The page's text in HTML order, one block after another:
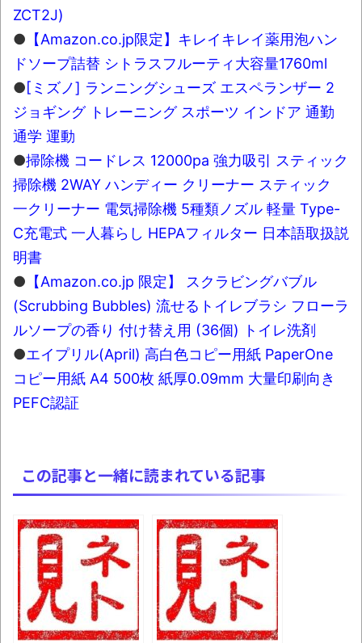
ZCT2J)
● 【Amazon.co.jp限定】キレイキレイ薬用泡ハン
ドソープ詰替 シトラスフルーティ大容量1760ml
●[ミズノ] ランニングシューズ エスペランザー 2
ジョギング トレーニング スポーツ インドア 通勤
通学 運動
●掃除機 コードレス 12000pa 強力吸引 スティック
掃除機 2WAY ハンディー クリーナー スティック
一クリーナー 電気掃除機 5種類ノズル 軽量 Type-
C充電式 一人暮らし HEPAフィルター 日本語取扱説
明書
● 【Amazon.co.jp 限定】 スクラビングバブル
(Scrubbing Bubbles) 流せるトイレブラシ フローラ
ルソープの香り 付け替え用 (36個) トイレ洗剤
●エイプリル(April) 高白色コピー用紙 PaperOne
コピー用紙 A4 500枚 紙厚0.09mm 大量印刷向き
PEFC認証
この記事と一緒に読まれている記事